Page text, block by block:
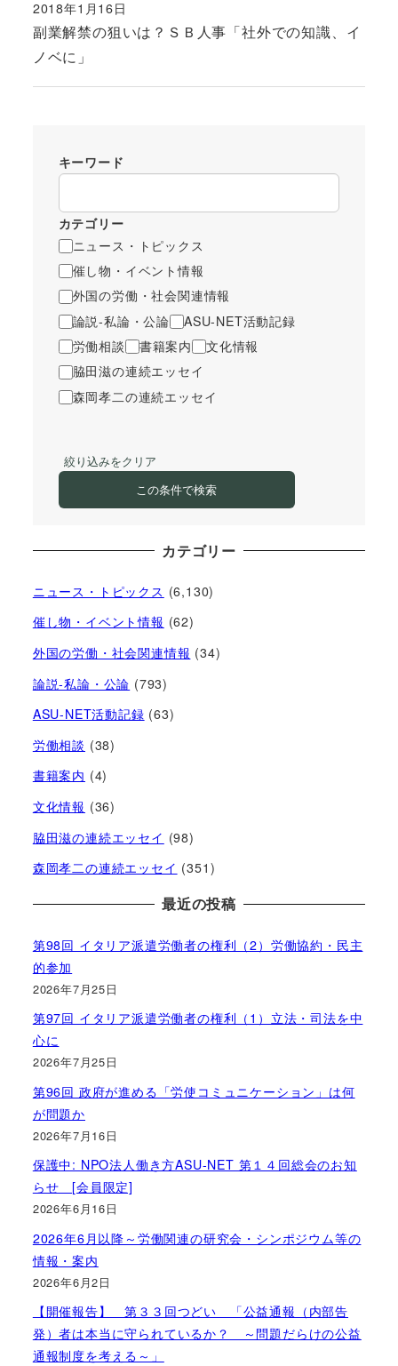
副業解禁の狙いは？ＳＢ人事「社外での知識、イ
ノベに」
投稿日
2018年1月16日
キーワード
カテゴリー
ニュース・トピックス
催し物・イベント情報
外国の労働・社会関連情報
論説-私論・公論
ASU-NET活動記録
労働相談
書籍案内
文化情報
脇田滋の連続エッセイ
森岡孝二の連続エッセイ
絞り込みをクリア
この条件で検索
カテゴリー
ニュース・トピックス (6,130)
催し物・イベント情報 (62)
外国の労働・社会関連情報 (34)
論説-私論・公論 (793)
ASU-NET活動記録 (63)
労働相談 (38)
書籍案内 (4)
文化情報 (36)
脇田滋の連続エッセイ (98)
森岡孝二の連続エッセイ (351)
最近の投稿
第98回 イタリア派遣労働者の権利（2）労働協約・民主
的参加
2026年7月25日
第97回 イタリア派遣労働者の権利（1）立法・司法を中
心に
2026年7月25日
第96回 政府が進める「労使コミュニケーション」は何
が問題か
2026年7月16日
保護中: NPO法人働き方ASU-NET 第１４回総会のお知
らせ [会員限定]
2026年6月16日
2026年6月以降～労働関連の研究会・シンポジウム等の
情報・案内
2026年6月2日
【開催報告】 第３３回つどい 「公益通報（内部告
発）者は本当に守られているか？ ～問題だらけの公益
通報制度を考える～」